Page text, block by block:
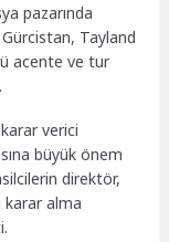
pazarında
Tayland
acente ve tur
verici
büyük önem
direktör,
alma